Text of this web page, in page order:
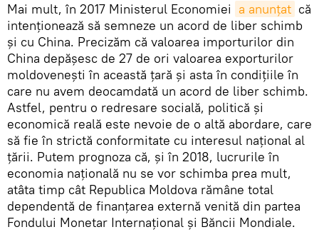
Mai mult, în 2017 Ministerul Economiei a anunțat că
intenționează să semneze un acord de liber schimb
și cu China. Precizăm că valoarea importurilor din
China depășesc de 27 de ori valoarea exporturilor
moldovenești în această țară și asta în condițiile în
care nu avem deocamdată un acord de liber schimb.
Astfel, pentru o redresare socială, politică și
economică reală este nevoie de o altă abordare, care
să fie în strictă conformitate cu interesul naţional al
ţării. Putem prognoza că, și în 2018, lucrurile în
economia națională nu se vor schimba prea mult,
atâta timp cât Republica Moldova rămâne total
dependentă de finanţarea externă venită din partea
Fondului Monetar Internațional şi Băncii Mondiale.